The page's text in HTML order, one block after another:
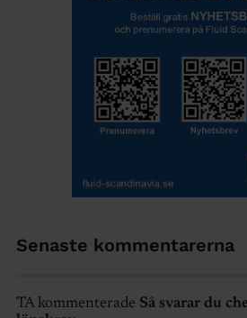
Senaste kommentarerna
TA kommenterade Så svarar du